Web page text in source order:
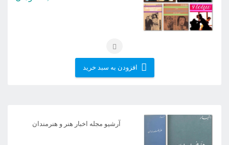
افزودن به سبد خرید
آرشیو مجله اخبار هنر و هنرمندان